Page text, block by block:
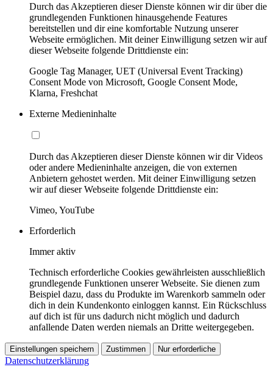
Durch das Akzeptieren dieser Dienste können wir dir über die
grundlegenden Funktionen hinausgehende Features
bereitstellen und dir eine komfortable Nutzung unserer
Webseite ermöglichen. Mit deiner Einwilligung setzen wir auf
dieser Webseite folgende Drittdienste ein:
Google Tag Manager, UET (Universal Event Tracking)
Consent Mode von Microsoft, Google Consent Mode,
Klarna, Freshchat
Externe Medieninhalte
Durch das Akzeptieren dieser Dienste können wir dir Videos
oder andere Medieninhalte anzeigen, die von externen
Anbietern gehostet werden. Mit deiner Einwilligung setzen
wir auf dieser Webseite folgende Drittdienste ein:
Vimeo, YouTube
Erforderlich
Immer aktiv
Technisch erforderliche Cookies gewährleisten ausschließlich
grundlegende Funktionen unserer Webseite. Sie dienen zum
Beispiel dazu, dass du Produkte im Warenkorb sammeln oder
dich in dein Kundenkonto einloggen kannst. Ein Rückschluss
auf dich ist für uns dadurch nicht möglich und dadurch
anfallende Daten werden niemals an Dritte weitergegeben.
Einstellungen speichern Zustimmen Nur erforderliche
Datenschutzerklärung